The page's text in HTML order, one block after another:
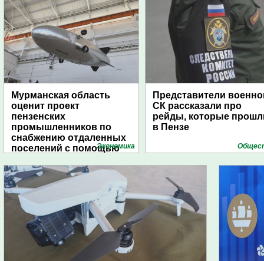
Мурманская область
оценит проект
пензенских
промышленников по
снабжению отдаленных
поселений с помощью
Экономика
Представители
СК рассказали про
рейды, которые
в Пензе